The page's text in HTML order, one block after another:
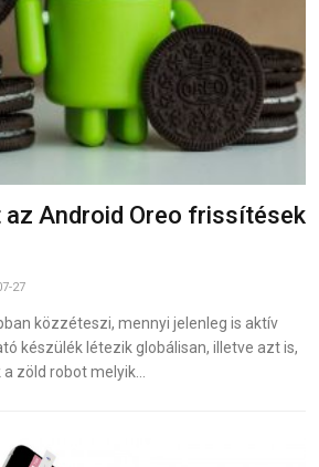
az Android Oreo frissítések
27
közzéteszi, mennyi jelenleg is aktív
készülék létezik globálisan, illetve azt is,
zöld robot melyik…